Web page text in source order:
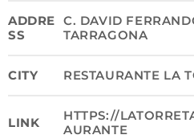
ADDRE
SS
C. DAVID
TARRAGONA
CITY RESTAURANTE LA
LINK
HTTPS://
AURANTE